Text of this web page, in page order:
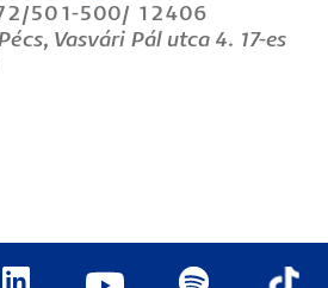
501-500/ 12406
Vasvári Pál utca 4. 17-es